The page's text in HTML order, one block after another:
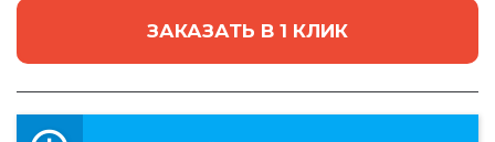
ЗАКАЗАТЬ В 1 КЛИК